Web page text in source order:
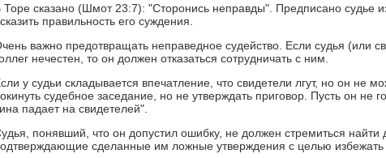
Торе сказано (Шмот 23:7): "Сторонись неправды". Предписано судье
правильность его суждения.
важно предотвращать неправедное судейство. Если судья (или
нечестен, то он должен отказаться сотрудничать с ним.
у судьи складывается впечатление, что свидетели лгут, но он не
судебное заседание, но не утверждать приговор. Пусть он не
падает на свидетелей".
понявший, что он допустил ошибку, не должен стремиться найти
сделанные им ложные утверждения с целью избежать